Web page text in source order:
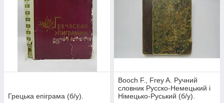
Грецька епіграма (б/у).
Booch F., Frey A. Ручний
словник Русско-Немецький і
Німецько-Руський (б/у).